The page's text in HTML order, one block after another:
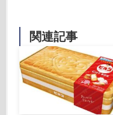
関連記事